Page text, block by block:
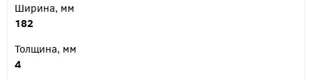
Ширина, мм
182
Толщина, мм
4